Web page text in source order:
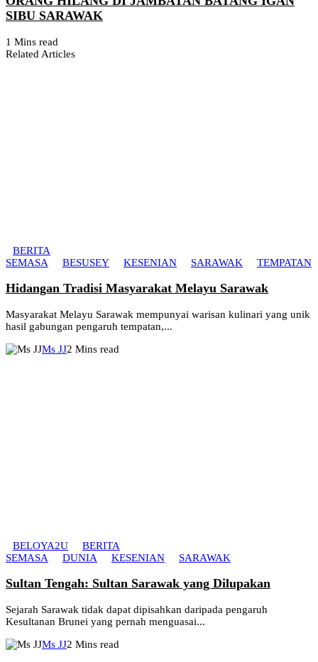
SIBU SARAWAK
1 Mins read
Related Articles
BERITA
SEMASA
BESUSEY KESENIAN SARAWAK TEMPATAN
Hidangan Tradisi Masyarakat Melayu Sarawak
Masyarakat Melayu Sarawak mempunyai warisan kulinari yang unik
hasil gabungan pengaruh tempatan,...
Ms JJ2 Mins read
BELOYA2U
BERITA
SEMASA
DUNIA KESENIAN SARAWAK
Sultan Tengah: Sultan Sarawak yang Dilupakan
Sejarah Sarawak tidak dapat dipisahkan daripada pengaruh
Kesultanan Brunei yang pernah menguasai...
Ms JJ2 Mins read